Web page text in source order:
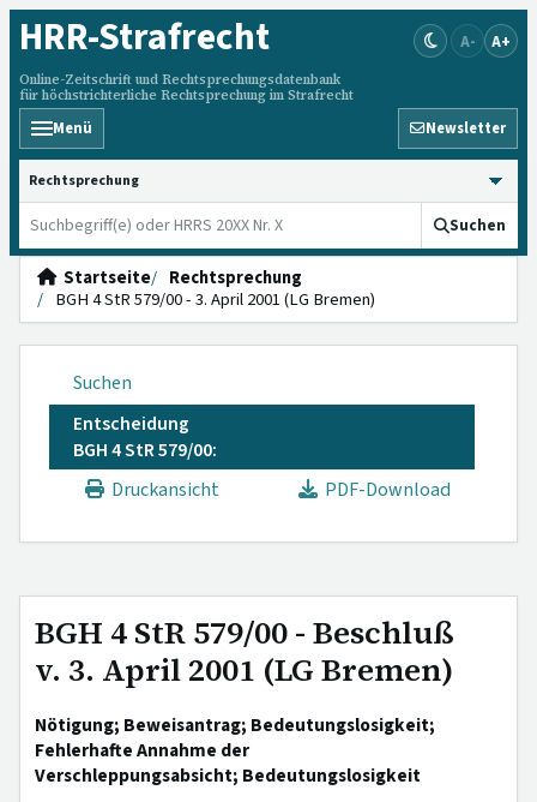
HRR-Strafrecht
Online-Zeitschrift und Rechtsprechungsdatenbank
für höchstrichterliche Rechtsprechung im Strafrecht
A- A+
Menü Newsletter
HRRS durchsuchen
Suchen
Startseite
Rechtsprechung
BGH 4 StR 579/00 - 3. April 2001 (LG Bremen)
Suchen
Entscheidung
BGH 4 StR 579/00:
Druckansicht
PDF-Download
BGH 4 StR 579/00 - Beschluß
v. 3. April 2001 (LG Bremen)
Nötigung; Beweisantrag; Bedeutungslosigkeit;
Fehlerhafte Annahme der
Verschleppungsabsicht; Bedeutungslosigkeit